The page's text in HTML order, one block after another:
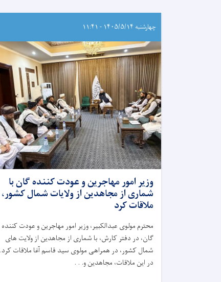
چهارشنبه ۱۴۰۵/۵/۱۴ - ۱۱:۴۱
وزیر امور مهاجرین و عودت کننده گان با
شماری از مجاهدین از ولایات شمال کشور،
ملاقات کرد
محترم مولوی عبدالکبیر، وزیر امور مهاجرین و عودت کننده
گان، در دفتر کارش، با شماری از مجاهدین از ولایت ‌های
شمال کشور، در همراهی مولوی سید قاسم آغا ملاقات کرد.
در این ملاقات، مجاهدین و. . .